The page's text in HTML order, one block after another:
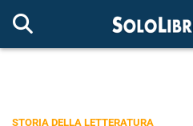
STORIA DELLA LETTERATURA